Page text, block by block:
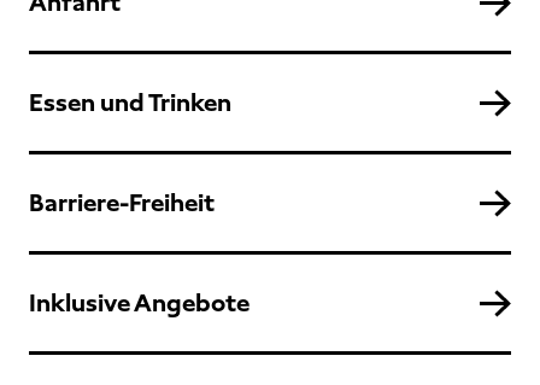
Essen und Trinken
Barriere-Freiheit
Inklusive Angebote